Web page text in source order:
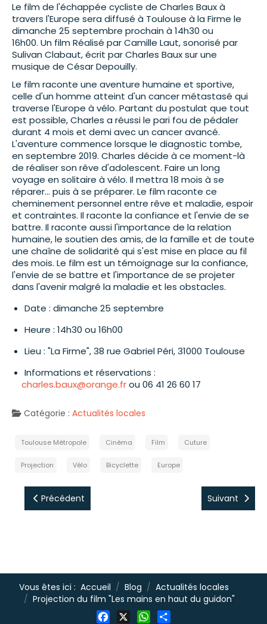
Le film de l'échappée cycliste de Charles Baux à
travers l'Europe sera diffusé à Toulouse à la Firme le
dimanche 25 septembre prochain à 14h30 ou
16h00. Un film Réalisé par Camille Laut, sonorisé par
Sulivan Clabaut, écrit par Charles Baux sur une
musique de César Depouilly.
Le film raconte une aventure humaine et sportive,
celle d'un homme atteint d'un cancer métastasé qui
traverse l'Europe à vélo. Partant du postulat que tout
est possible, Charles a réussi le pari fou de pédaler
durant 4 mois et demi avec un cancer avancé.
L'aventure commence lorsque le diagnostic tombe,
en septembre 2019. Charles décide à ce moment-là
de réaliser son rêve d'adolescent. Faire un long
voyage en solitaire à vélo. Il mettra 18 mois à se
réparer... puis à se préparer. Le film raconte ce
cheminement personnel entre rêve et maladie, espoir
et contraintes. Il raconte la confiance et l'envie de se
battre. Il raconte aussi l'importance de la relation
humaine, le soutien des amis, de la famille et de toute
une chaîne de solidarité qui s'est mise en place au fil
des mois. Le film est un témoignage sur la confiance,
l'envie de se battre et l'importance de se projeter
dans l'avenir malgré la maladie et les obstacles.
Date : dimanche 25 septembre
Heure : 14h30 ou 16h00
Lieu : "La Firme", 38 rue Gabriel Péri, 31000 Toulouse
Informations et réservations :
charles.baux@orange.frou 06 41 26 60 17
Catégorie : Actualités locales
Toulouse Métropole Cinéma Film Cuture
Projection Vélo Bicyclette Europe
Précédent Suivant
Vous êtes ici : Accueil Blog
Actualités locales
Projection du film "Les mains en haut du guidon"